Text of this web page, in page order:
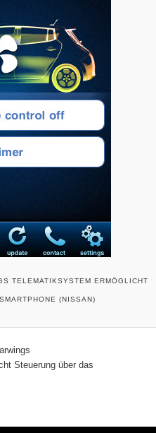
TELEMATIKSYSTEM ERMÖGLICHT
(NISSAN)
Steuerung über das